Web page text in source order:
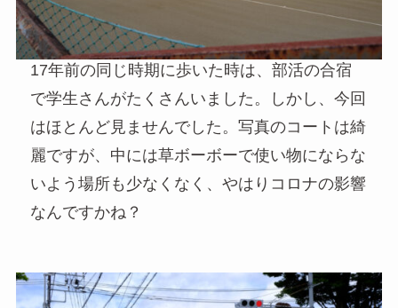
17年前の同じ時期に歩いた時は、部活の合宿
で学生さんがたくさんいました。しかし、今回
はほとんど見ませんでした。写真のコートは綺
麗ですが、中には草ボーボーで使い物にならな
いよう場所も少なくなく、やはりコロナの影響
なんですかね？